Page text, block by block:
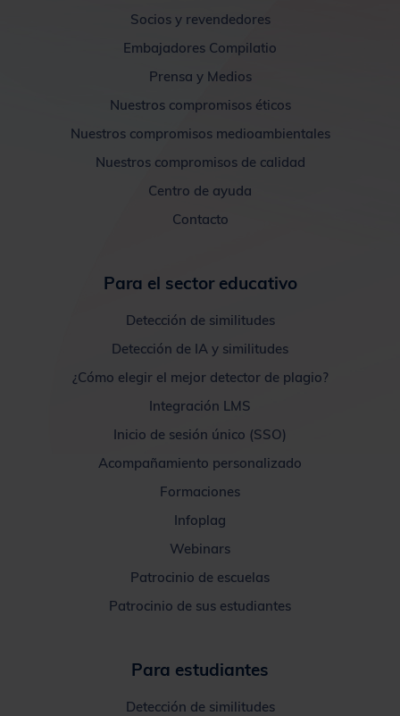
Socios y revendedores
Embajadores Compilatio
Prensa y Medios
Nuestros compromisos éticos
Nuestros compromisos medioambientales
Nuestros compromisos de calidad
Centro de ayuda
Contacto
Para el sector educativo
Detección de similitudes
Detección de IA y similitudes
¿Cómo elegir el mejor detector de plagio?
Integración LMS
Inicio de sesión único (SSO)
Acompañamiento personalizado
Formaciones
Infoplag
Webinars
Patrocinio de escuelas
Patrocinio de sus estudiantes
Para estudiantes
Detección de similitudes